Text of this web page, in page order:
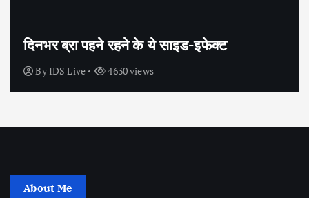
सेक्स के अलावा भी कंडोम का उपयोग है?
ByIDS Live
About Me